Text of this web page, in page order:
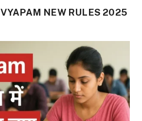
VYAPAM NEW RULES 2025